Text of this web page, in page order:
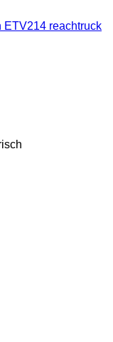
ETV214 reachtruck